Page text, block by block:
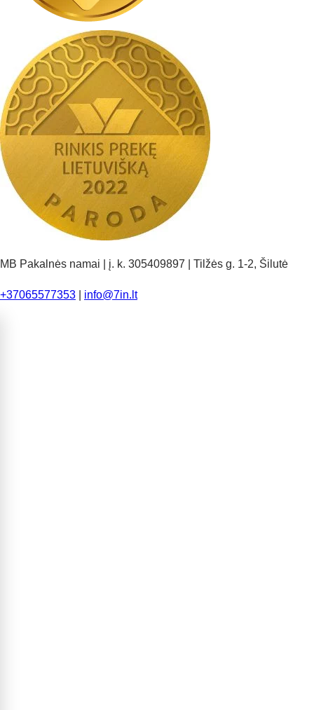
MB Pakalnės namai | į. k. 305409897 | Tilžės g. 1-2, Šilutė
+37065577353 info@7in.lt